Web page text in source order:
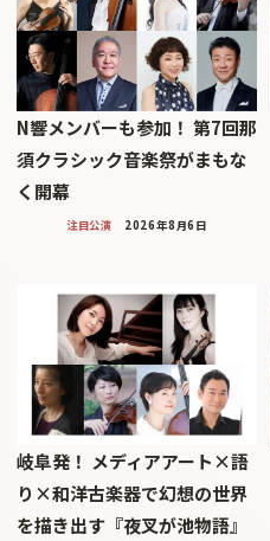
N響メンバーも参加！ 第7回那
須クラシック音楽祭がまもな
く開幕
注目公演 2026年8月6日
岐阜発！ メディアアート×語
り×和洋古楽器で幻想の世界
を描き出す『夜叉が池物語』